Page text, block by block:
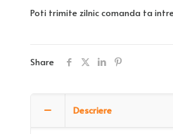
Poti trimite zilnic comanda ta
Share
Descriere